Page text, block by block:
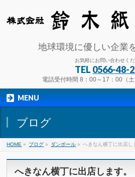
地球環境に優しい企業
お気軽にお問い合わせくだ
TEL 0566-48-
電話受付時間 8：00～17：00（土
MENU
ブログ
HOME » ブログ » ダンボール » へきなん横丁に出店し
へきなん横丁に出店します。